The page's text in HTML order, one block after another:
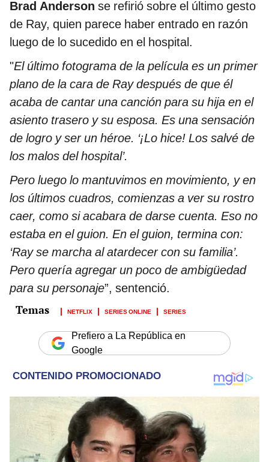
Brad Anderson se refirió sobre el último gesto
de Ray, quien parece haber entrado en razón
luego de lo sucedido en el hospital.
"El último fotograma de la película es un primer
plano de la cara de Ray después de que él
acaba de cantar una canción para su hija en el
asiento trasero y su esposa. Es una sensación
de logro y ser un héroe. ‘¡Lo hice! Los salvé de
los malos del hospital’.
Pero luego lo mantuvimos en movimiento, y en
los últimos cuadros, comienzas a ver su rostro
caer, como si acabara de darse cuenta. Eso no
estaba en el guion. En el guion, termina con:
‘Ray se marcha al atardecer con su familia’.
Pero quería agregar un poco de ambigüedad
para su personaje”, sentenció.
NETFLIX SERIES ONLINE SERIES
Prefiero a La República en
Google